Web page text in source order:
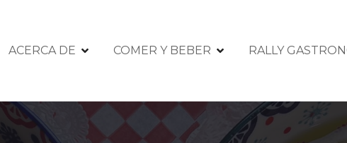
ACERCA DE COMER Y BEBER RALLY